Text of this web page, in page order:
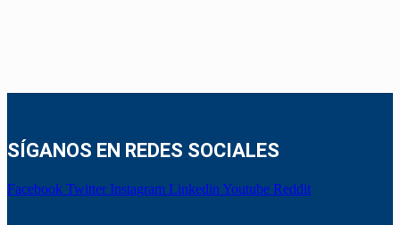
SÍGANOS EN REDES SOCIALES
Facebook Twitter Instagram Linkedin Youtube Reddit